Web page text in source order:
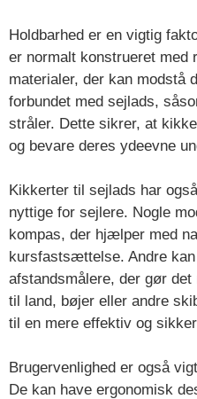
Holdbarhed er en vigtig
er normalt konstrueret med
materialer, der kan modstå
forbundet med sejlads,
stråler. Dette sikrer, at
og bevare deres ydeevne
Kikkerter til sejlads har
nyttige for sejlere. Nogle
kompas, der hjælper med
kursfastsættelse. Andre
afstandsmålere, der gør
til land, bøjer eller andre
til en mere effektiv og
Brugervenlighed er også
De kan have ergonomisk